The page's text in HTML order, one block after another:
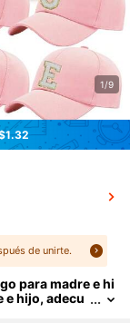
1/9
de unirte.
para madre e hi
e hijo, adecu